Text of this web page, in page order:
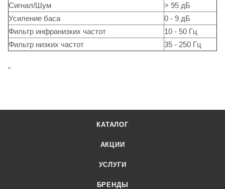
Сигнал/Шум
> 95 дБ
Усиление баса
0 - 9 дБ
Фильтр инфранизких частот
10 - 50 Гц
Фильтр низких частот
35 - 250 Гц
"
КАТАЛОГ
АКЦИИ
УСЛУГИ
БРЕНДЫ